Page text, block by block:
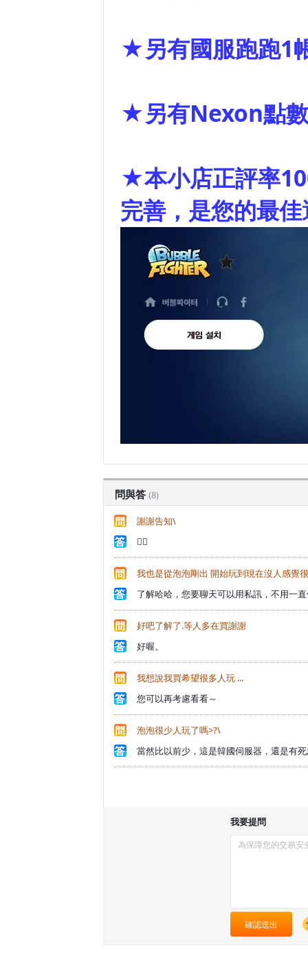
★另有國服跑跑1
★另有Nexon點
★本小店正評率
完善，是您的最
問與答 (8)
謝謝告知\
👍🏻
我也是從泡泡剛出 開始玩到現在沒人感覺
了解哈哈，您要聊天可以用私訊，不用一
好吧了解了.等人多在買謝謝
好喔。
我想說我買希望很多人玩 ...
您可以再考慮看看～
泡泡很少人玩了嗎>?\
當然比以前少，這是韓國伺服器，還是有
我要提問
確認送出